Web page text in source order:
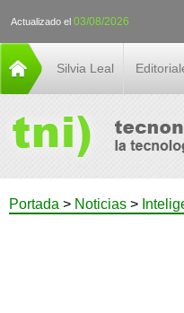
Actualizado el 03/08/2026
Silvia Leal
Portada > Noticias >